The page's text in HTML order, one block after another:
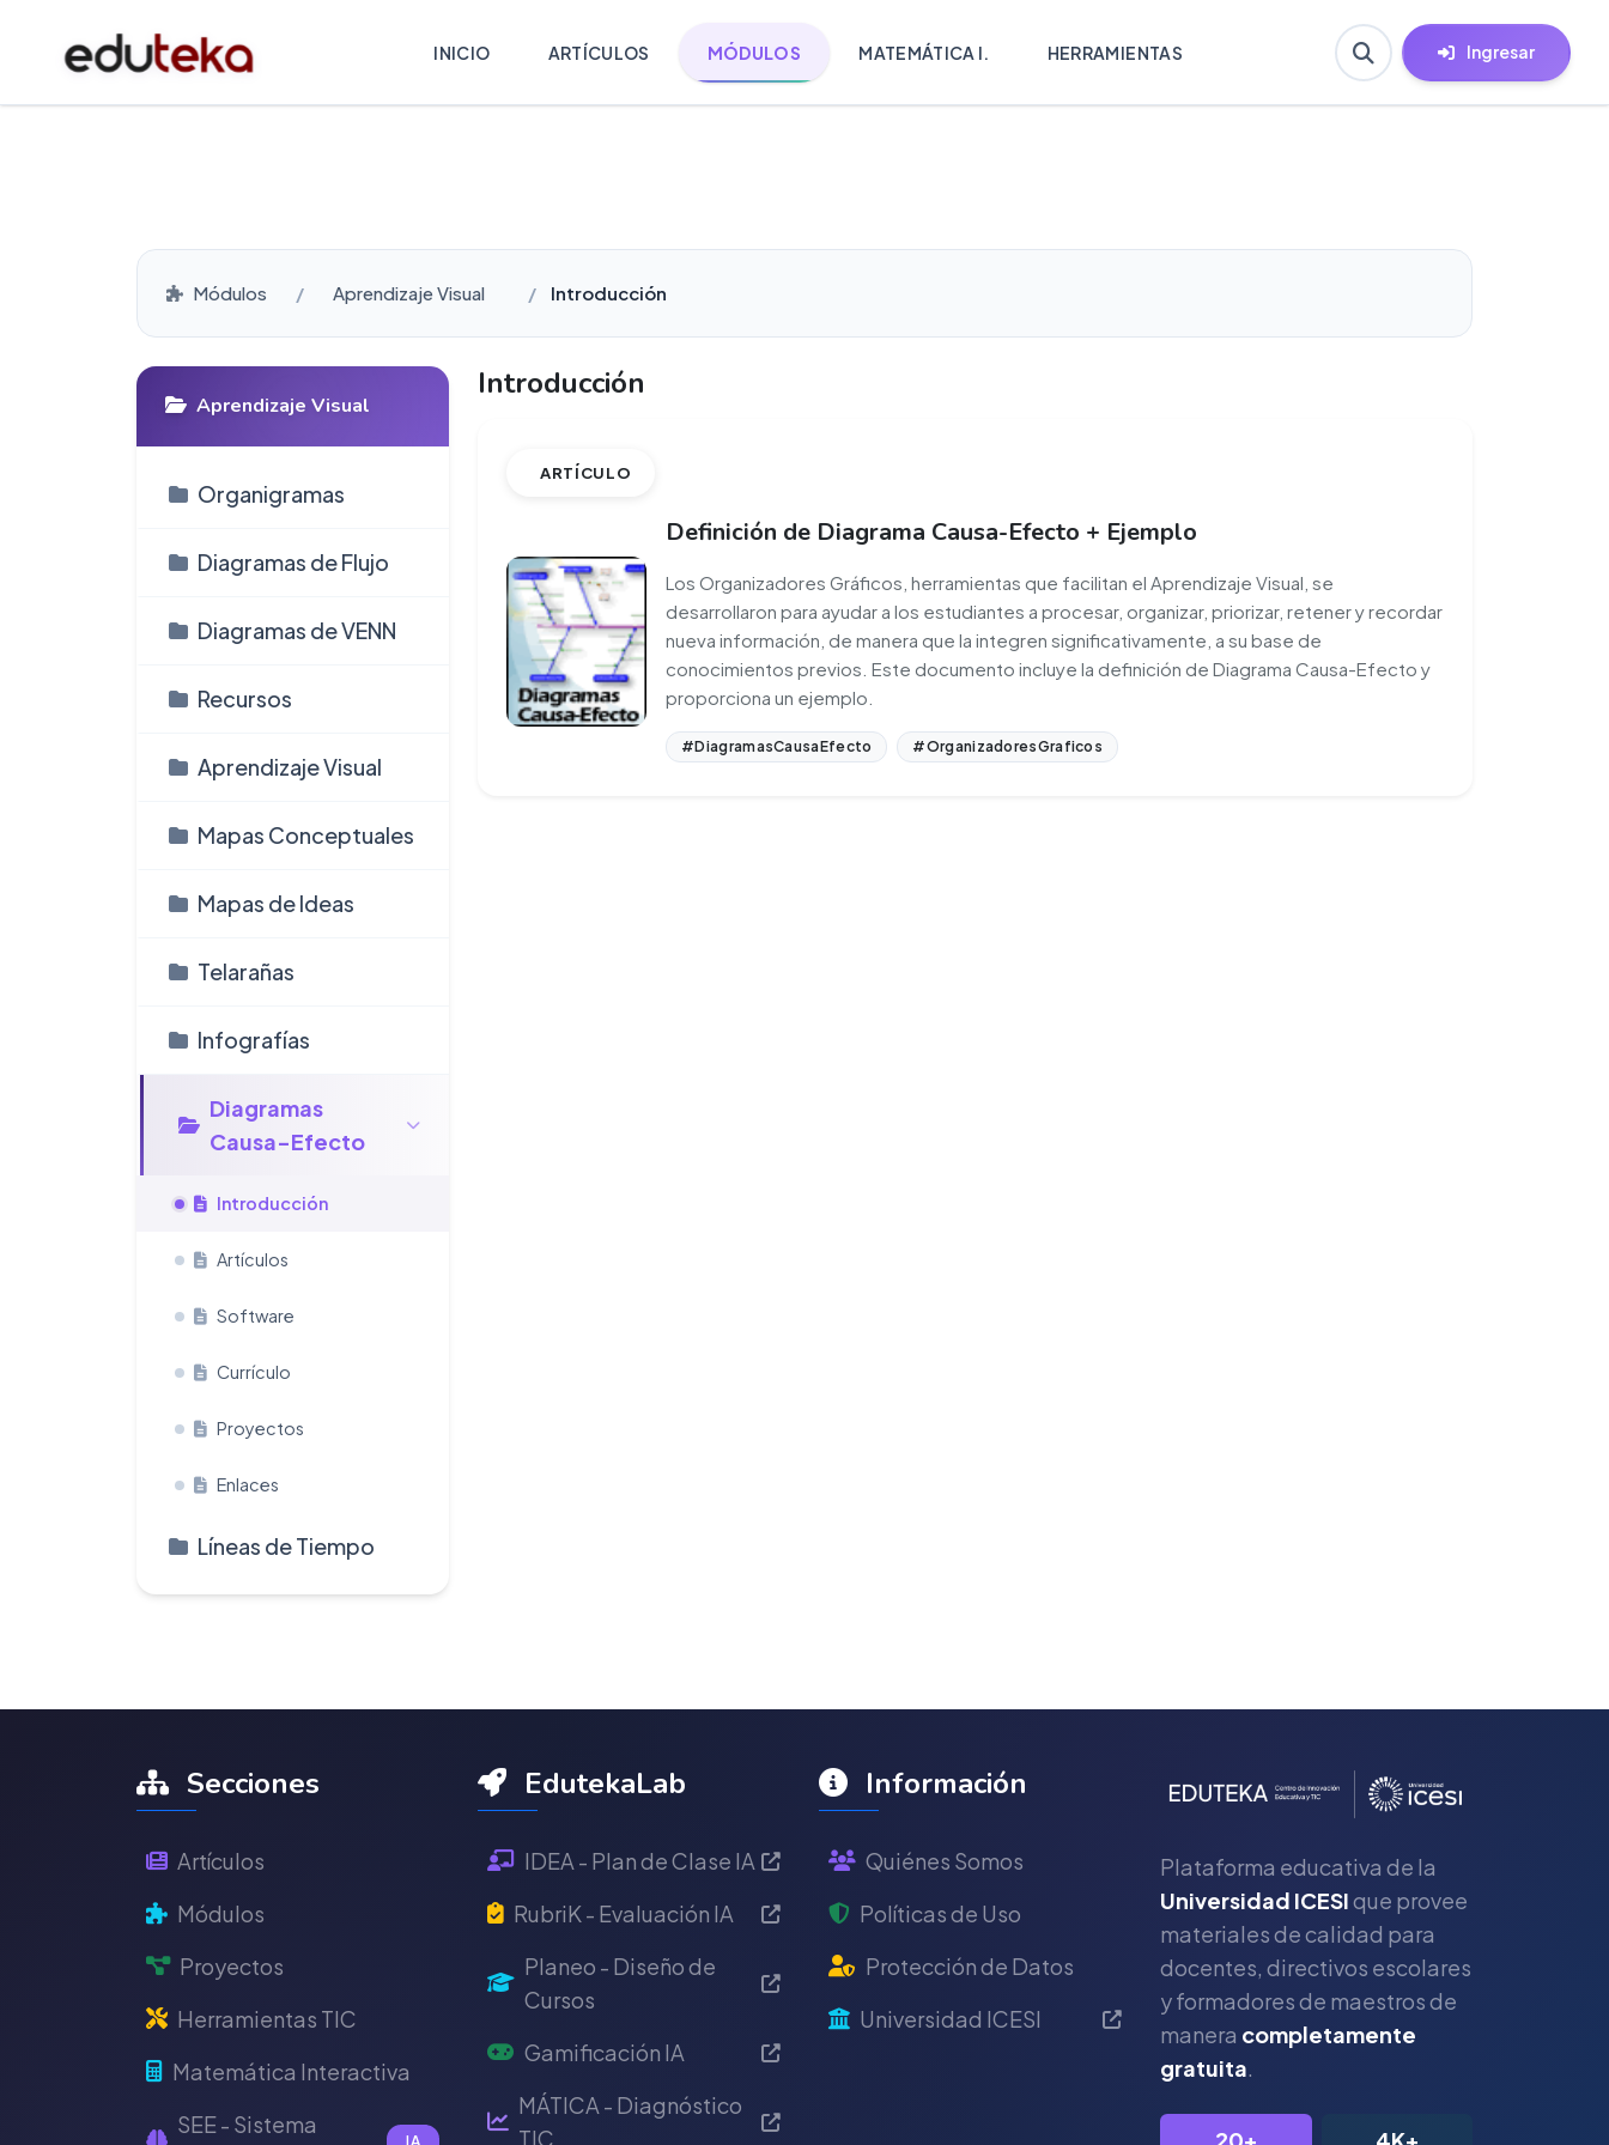
INICIO ARTÍCULOS MÓDULOS MATEMÁTICA I. HERRAMIENTAS Ingresar
Módulos Aprendizaje Visual Introducción
Aprendizaje Visual
Organigramas
Diagramas de Flujo
Diagramas de VENN
Recursos
Aprendizaje Visual
Mapas Conceptuales
Mapas de Ideas
Telarañas
Infografí­as
Diagramas
Causa-Efecto
Introducción
Artículos
Software
Currículo
Proyectos
Enlaces
Líneas de Tiempo
Introducción
ARTÍCULO
Definición de Diagrama Causa-Efecto + Ejemplo
Los Organizadores Gráficos, herramientas que facilitan el Aprendizaje Visual, se
desarrollaron para ayudar a los estudiantes a procesar, organizar, priorizar, retener y recordar
nueva información, de manera que la integren significativamente, a su base de
conocimientos previos. Este documento incluye la definición de Diagrama Causa-Efecto y
proporciona un ejemplo.
#DiagramasCausaEfecto #OrganizadoresGraficos
Secciones
Artículos
Módulos
Proyectos
Herramientas TIC
Matemática Interactiva
SEE - Sistema
IA
EdutekaLab
IDEA - Plan de Clase IA
RubriK - Evaluación IA
Planeo - Diseño de
Cursos
Gamificación IA
MÁTICA - Diagnóstico
TIC
Información
Quiénes Somos
Políticas de Uso
Protección de Datos
Universidad ICESI
Plataforma educativa de la
Universidad ICESIque provee
materiales de calidad para
docentes, directivos escolares
y formadores de maestros de
manera completamente
gratuita.
20+ 4K+